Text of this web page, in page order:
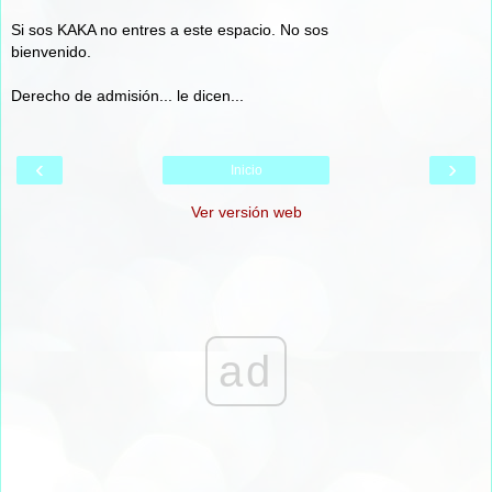
Si sos KAKA no entres a este espacio. No sos
bienvenido.
Derecho de admisión... le dicen...
‹ ›
Inicio
Ver versión web
ad